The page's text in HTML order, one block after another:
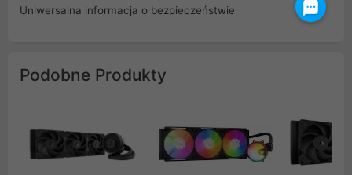
Uniwersalna informacja o bezpieczeństwie
Podobne Produkty